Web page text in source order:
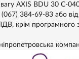
AXIS BDU 30 С-
384-69-83 або
крім програмного